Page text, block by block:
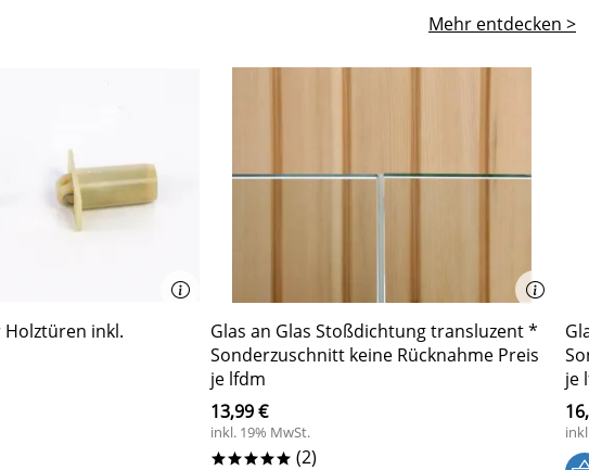
Mehr entdecken >
inkl.
Glas an Glas Stoßdichtung transluzent *
Sonderzuschnitt keine Rücknahme Preis
je lfdm
13,99 €
inkl. 19% MwSt.
***** (2)
je